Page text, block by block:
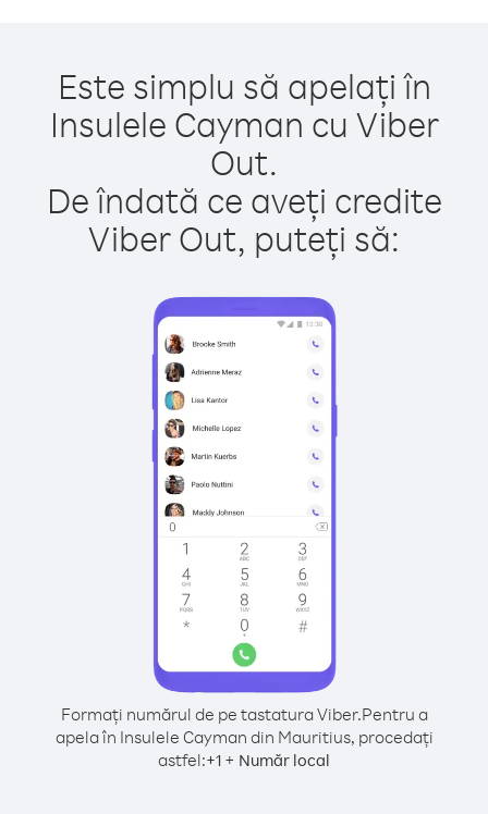
Este simplu să apelați în
Insulele Cayman cu Viber
Out.
De îndată ce aveți credite
Viber Out, puteți să:
Formați numărul de pe tastatura Viber.Pentru a
apela în Insulele Cayman din Mauritius, procedați
astfel:+1 + Număr local